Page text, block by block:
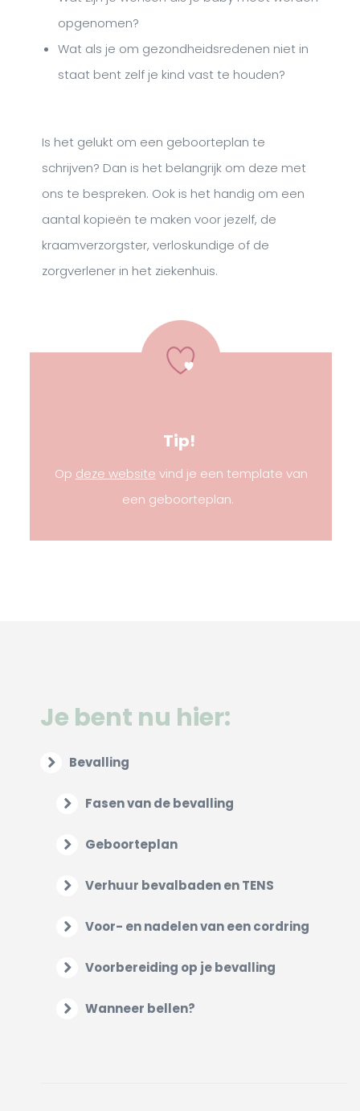
opgenomen?
Wat als je om gezondheidsredenen niet in
staat bent zelf je kind vast te houden?
Is het gelukt om een geboorteplan te
schrijven? Dan is het belangrijk om deze met
ons te bespreken. Ook is het handig om een
aantal kopieën te maken voor jezelf, de
kraamverzorgster, verloskundige of de
zorgverlener in het ziekenhuis.
Tip!
Op deze website vind je een template van
een geboorteplan.
Je bent nu hier:
Bevalling
Fasen van de bevalling
Geboorteplan
Verhuur bevalbaden en TENS
Voor- en nadelen van een cordring
Voorbereiding op je bevalling
Wanneer bellen?